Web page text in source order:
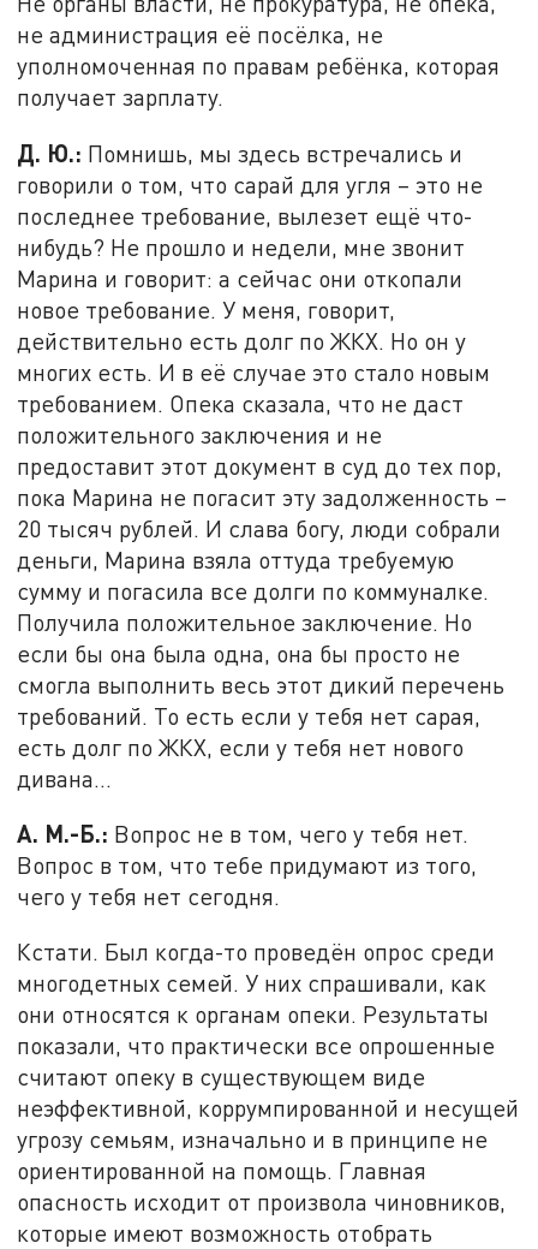
не администрация её посёлка, не
уполномоченная по правам ребёнка, которая
получает зарплату.
Д. Ю.: Помнишь, мы здесь встречались и
говорили о том, что сарай для угля – это не
последнее требование, вылезет ещё что-
нибудь? Не прошло и недели, мне звонит
Марина и говорит: а сейчас они откопали
новое требование. У меня, говорит,
действительно есть долг по ЖКХ. Но он у
многих есть. И в её случае это стало новым
требованием. Опека сказала, что не даст
положительного заключения и не
предоставит этот документ в суд до тех пор,
пока Марина не погасит эту задолженность –
20 тысяч рублей. И слава богу, люди собрали
деньги, Марина взяла оттуда требуемую
сумму и погасила все долги по коммуналке.
Получила положительное заключение. Но
если бы она была одна, она бы просто не
смогла выполнить весь этот дикий перечень
требований. То есть если у тебя нет сарая,
есть долг по ЖКХ, если у тебя нет нового
дивана...
А. М.-Б.: Вопрос не в том, чего у тебя нет.
Вопрос в том, что тебе придумают из того,
чего у тебя нет сегодня.
Кстати. Был когда-то проведён опрос среди
многодетных семей. У них спрашивали, как
они относятся к органам опеки. Результаты
показали, что практически все опрошенные
считают опеку в существующем виде
неэффективной, коррумпированной и несущей
угрозу семьям, изначально и в принципе не
ориентированной на помощь. Главная
опасность исходит от произвола чиновников,
которые имеют возможность отобрать